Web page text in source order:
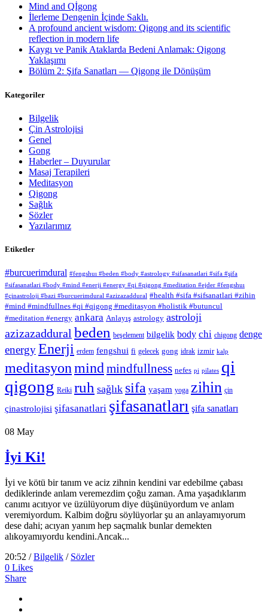
Mind and Qİgong
İlerleme Dengenin İçinde Saklı.
A profound ancient wisdom: Qigong and its scientific
reflection in modern life
Kaygı ve Panik Ataklarda Bedeni Anlamak: Qigong
Yaklaşımı
Bölüm 2: Şifa Sanatları — Qigong ile Dönüşüm
Kategoriler
Bilgelik
Çin Astrolojisi
Genel
Gong
Haberler – Duyurular
Masaj Terapileri
Meditasyon
Qigong
Sağlık
Sözler
Yazılarımız
Etiketler
#burcuerimdural #fengshuı #beden #body #astrology #sifasanatlari #sifa #şifa
#sifasanatlari #body #mind #enerji #energy #qi #qigong #meditation #ejder #fengshuı
#çinastroloji #bazi #burcuerimdural #azizazaddural #health #sifa #sifsanatlari #zihin
#mind #mindfullnes #qi #qigong #meditasyon #holistik #butuncul
#meditation #energy ankara Anlayış astrology astroloji
azizazaddural beden beşelement bilgelik body chi chigong denge
energyEnerji erdem fengshui fi gelecek gong idrak izmir kalp
meditasyonmind mindfullness nefes pi pilates qi
qigong Reiki ruh sağlık sifa yaşam yoga zihin çin
çinastrolojisi şifasanatlari şifasanatları şifa sanatları
08 May
İyi Ki!
İyi ve kötü bir tanım ve aciz zihnin kendini var edebilme çabası
dediklerinde anlam veremezdim çoğu zaman. Ama yaşadıklarım
canımı acıtıyor ve üzülüyorum diye düşünüyordum ve anlam
veremiyordum. Kalbim doğru söylüyorlar şu an anlayamıyorum
dese dahi; acıyan yanım hep saçmalık bunlar demekten
alıkoyamıyordu kendini.Ancak...
20:52 /Bilgelik / Sözler
0 Likes
Share